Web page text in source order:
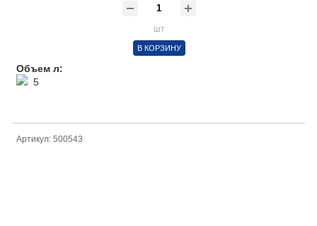
шт
В КОРЗИНУ
Объем л:
5
Артикул: 500543